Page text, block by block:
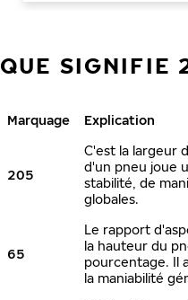
QUE SIGNIFIE
Marquage Explication
205
C'est la largeur
d'un pneu joue
stabilité, de
globales.
65
Le rapport
la hauteur du
pourcentage. Il
la maniabilité